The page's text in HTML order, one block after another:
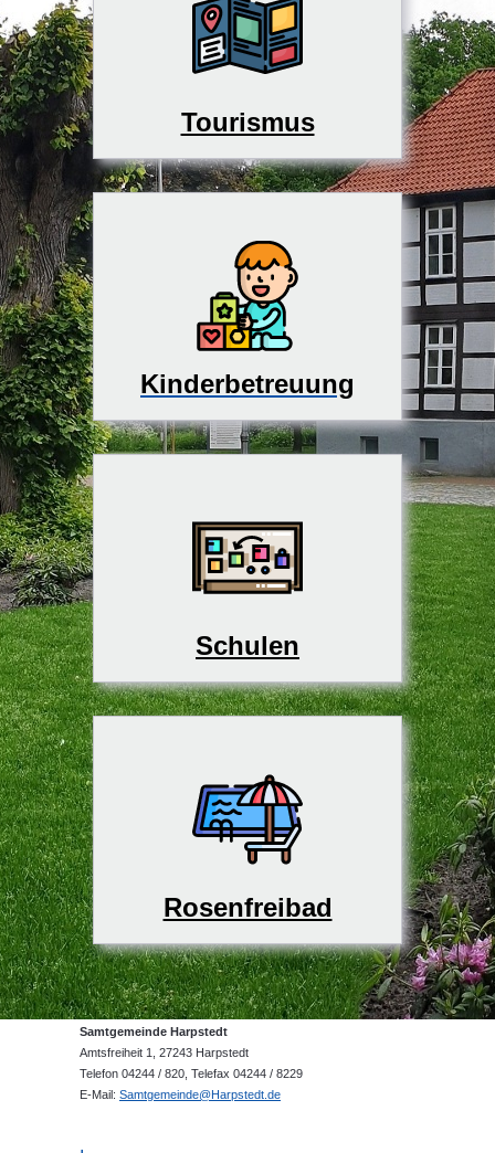
Tourismus
Kinderbetreuung
Schulen
Rosenfreibad
Samtgemeinde Harpstedt
Amtsfreiheit 1, 27243 Harpstedt
Telefon 04244 / 820, Telefax 04244 / 8229
E-Mail: Samtgemeinde@Harpstedt.de